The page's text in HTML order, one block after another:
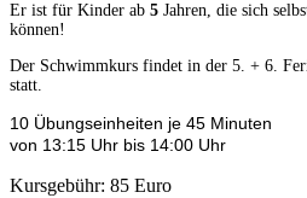
Er ist für Kinder ab 5 Jahren, die sich
können!
Der Schwimmkurs findet in der 5. + 6.
statt.
10 Übungseinheiten je 45 Minuten
von 13:15 Uhr bis 14:00 Uhr
Kursgebühr: 85 Euro